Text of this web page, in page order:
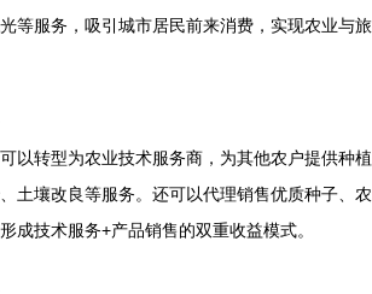
等服务，吸引城市居民前来消费，实现农业与旅
以转型为农业技术服务商，为其他农户提供种植
土壤改良等服务。还可以代理销售优质种子、农
成技术服务+产品销售的双重收益模式。